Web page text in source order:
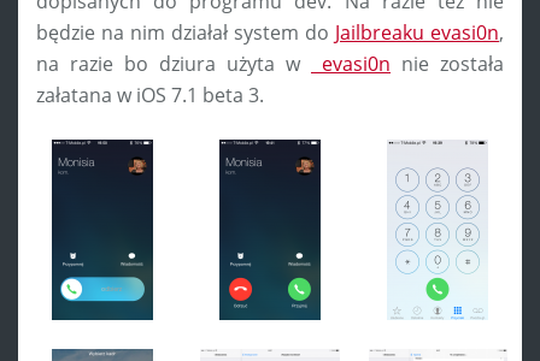
będzie na nim działał system do Jailbreaku evasi0n,
na razie bo dziura użyta w
evasi0n nie została
załatana w iOS 7.1 beta 3.